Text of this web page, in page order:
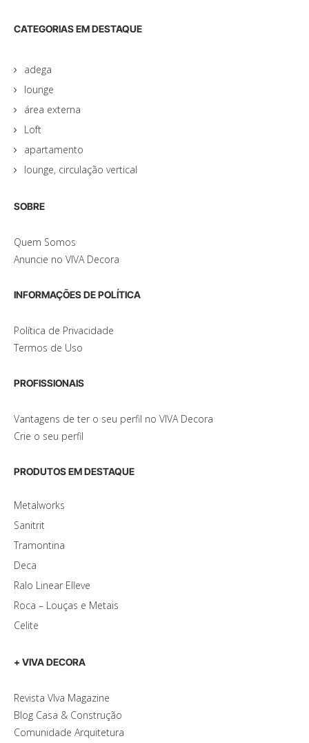
CATEGORIAS EM DESTAQUE
adega
lounge
área externa
Loft
apartamento
lounge, circulação vertical
SOBRE
Quem Somos
Anuncie no VIVA Decora
INFORMAÇÕES DE POLÍTICA
Política de Privacidade
Termos de Uso
PROFISSIONAIS
Vantagens de ter o seu perfil no VIVA Decora
Crie o seu perfil
PRODUTOS EM DESTAQUE
Metalworks
Sanitrit
Tramontina
Deca
Ralo Linear Elleve
Roca – Louças e Metais
Celite
+ VIVA DECORA
Revista VIva Magazine
Blog Casa & Construção
Comunidade Arquitetura